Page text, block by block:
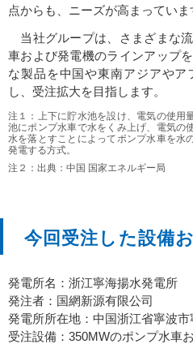
点からも、ニーズが高まっていま
当社グループは、さまざまな
車および発電機のラインアップ
な製品を中国や東南アジアや
し、受注拡大を目指します。
注１：上下に貯水池を設け、電気の使用
池にポンプ水車で水をくみ上げ、電気の
水を落とすことによってポンプ水車を水
発電する方式。
注２：出典：中国 国家エネルギー局
今回受注した設備
発電所名：浙江寧海揚水発電所
発注者：国網新源有限公司
発電所所在地：中国浙江省寧波市
受注設備：350MWのポンプ水車